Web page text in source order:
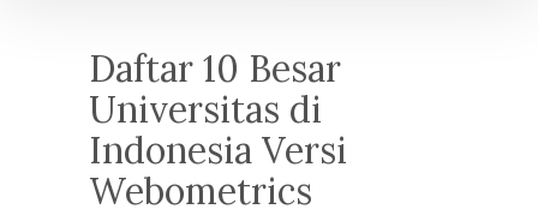
Daftar 10 Besar
Universitas di
Indonesia Versi
Webometrics